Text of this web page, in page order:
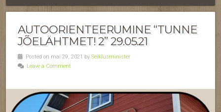
AUTOORIENTEERUMINE “TUNNE
JÕELÄHTMET! 2” 29.05.21
Posted on mai 29, 2021 by Seiklusminister
Leave a Comment